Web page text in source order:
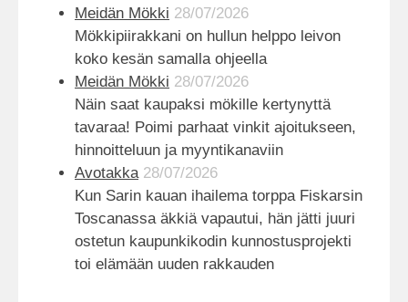
Meidän Mökki 28/07/2026
Mökkipiirakkani on hullun helppo leivon
koko kesän samalla ohjeella
Meidän Mökki 28/07/2026
Näin saat kaupaksi mökille kertynyttä
tavaraa! Poimi parhaat vinkit ajoitukseen,
hinnoitteluun ja myyntikanaviin
Avotakka 28/07/2026
Kun Sarin kauan ihailema torppa Fiskarsin
Toscanassa äkkiä vapautui, hän jätti juuri
ostetun kaupunkikodin kunnostusprojekti
toi elämään uuden rakkauden